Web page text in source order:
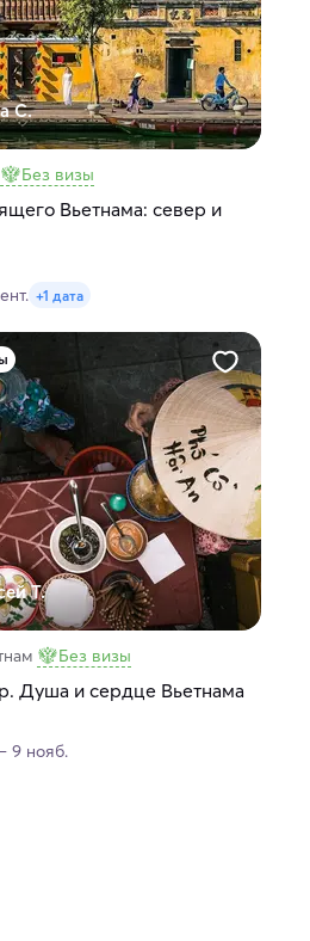
С.
Без визы
Вьетнама: север и
+1 дата
Т.
Без визы
Душа и сердце Вьетнама
9 нояб.